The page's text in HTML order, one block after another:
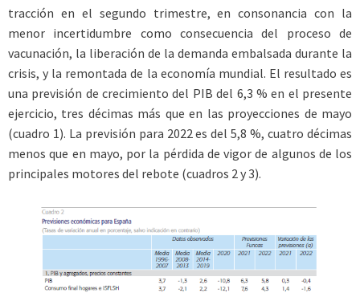
tracción en el segundo trimestre, en consonancia con la
menor incertidumbre como consecuencia del proceso de
vacunación, la liberación de la demanda embalsada durante la
crisis, y la remontada de la economía mundial. El resultado es
una previsión de crecimiento del PIB del 6,3 % en el presente
ejercicio, tres décimas más que en las proyecciones de mayo
(cuadro 1). La previsión para 2022 es del 5,8 %, cuatro décimas
menos que en mayo, por la pérdida de vigor de algunos de los
principales motores del rebote (cuadros 2 y 3).